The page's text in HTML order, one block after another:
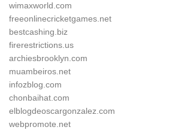
wimaxworld.com
freeonlinecricketgames.net
bestcashing.biz
firerestrictions.us
archiesbrooklyn.com
muambeiros.net
infozblog.com
chonbaihat.com
elblogdeoscargonzalez.com
webpromote.net